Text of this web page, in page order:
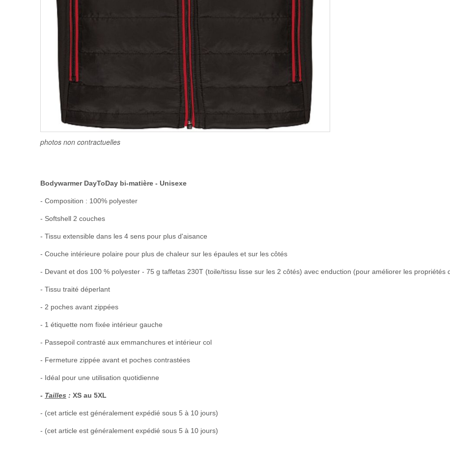
photos non contractuelles
Bodywarmer DayToDay bi-matière - Unisexe
- Composition : 100% polyester
- Softshell 2 couches
- Tissu extensible dans les 4 sens pour plus d'aisance
- Couche intérieure polaire pour plus de chaleur sur les épaules et sur les côtés
- Devant et dos 100 % polyester - 75 g taffetas 230T (toile/tissu lisse sur les 2 côtés) avec enduction (pour améliorer les propriétés
- Tissu traité déperlant
- 2 poches avant zippées
- 1 étiquette nom fixée intérieur gauche
- Passepoil contrasté aux emmanchures et intérieur col
- Fermeture zippée avant et poches contrastées
- Idéal pour une utilisation quotidienne
- Tailles : XS au 5XL
- (cet article est généralement expédié sous 5 à 10 jours)
- (cet article est généralement expédié sous 5 à 10 jours)